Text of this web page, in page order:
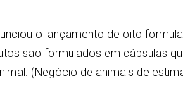
o lançamento de oito
são formulados em cápsulas
(Negócio de animais de